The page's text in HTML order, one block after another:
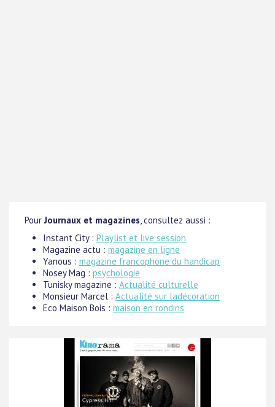
PourJournaux et magazines, consultez aussi :
Instant City : Playlist et live session
Magazine actu : magazine en ligne
Yanous : magazine francophone du handicap
Nosey Mag : psychologie
Tunisky magazine : Actualité culturelle
Monsieur Marcel : Actualité sur ladécoration
Eco Maison Bois : maison en rondins